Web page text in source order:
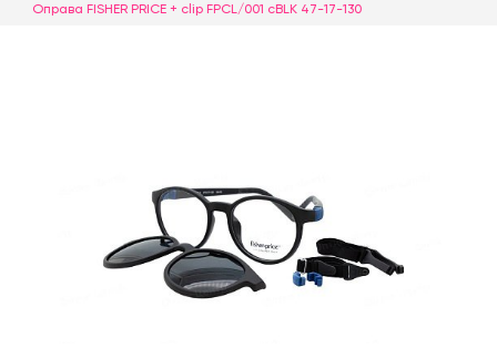
Оправа FISHER PRICE + clip FPCL/001 cBLK 47-17-130